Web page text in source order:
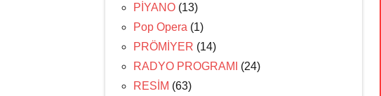
PİYANO (13)
Pop Opera (1)
PRÖMİYER (14)
RADYO PROGRAMI
(24)
RESİM (63)